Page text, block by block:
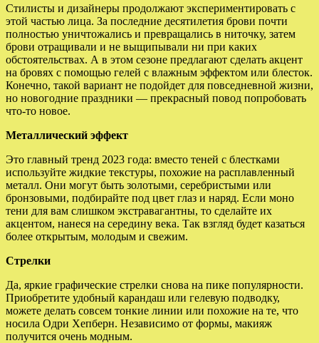
Стилисты и дизайнеры продолжают экспериментировать с
этой частью лица. За последние десятилетия брови почти
полностью уничтожались и превращались в ниточку, затем
брови отращивали и не выщипывали ни при каких
обстоятельствах. А в этом сезоне предлагают сделать акцент
на бровях с помощью гелей с влажным эффектом или блесток.
Конечно, такой вариант не подойдет для повседневной жизни,
но новогодние праздники — прекрасный повод попробовать
что-то новое.
Металлический эффект
Это главный тренд 2023 года: вместо теней с блестками
используйте жидкие текстуры, похожие на расплавленный
металл. Они могут быть золотыми, серебристыми или
бронзовыми, подбирайте под цвет глаз и наряд. Если моно
тени для вам слишком экстравагантны, то сделайте их
акцентом, нанеся на середину века. Так взгляд будет казаться
более открытым, молодым и свежим.
Стрелки
Да, яркие графические стрелки снова на пике популярности.
Приобретите удобный карандаш или гелевую подводку,
можете делать совсем тонкие линии или похожие на те, что
носила Одри Хепберн. Независимо от формы, макияж
получится очень модным.